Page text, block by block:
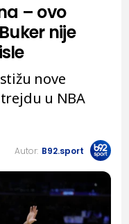
– ovo
nije
nove
u NBA
Autor: B92.sport